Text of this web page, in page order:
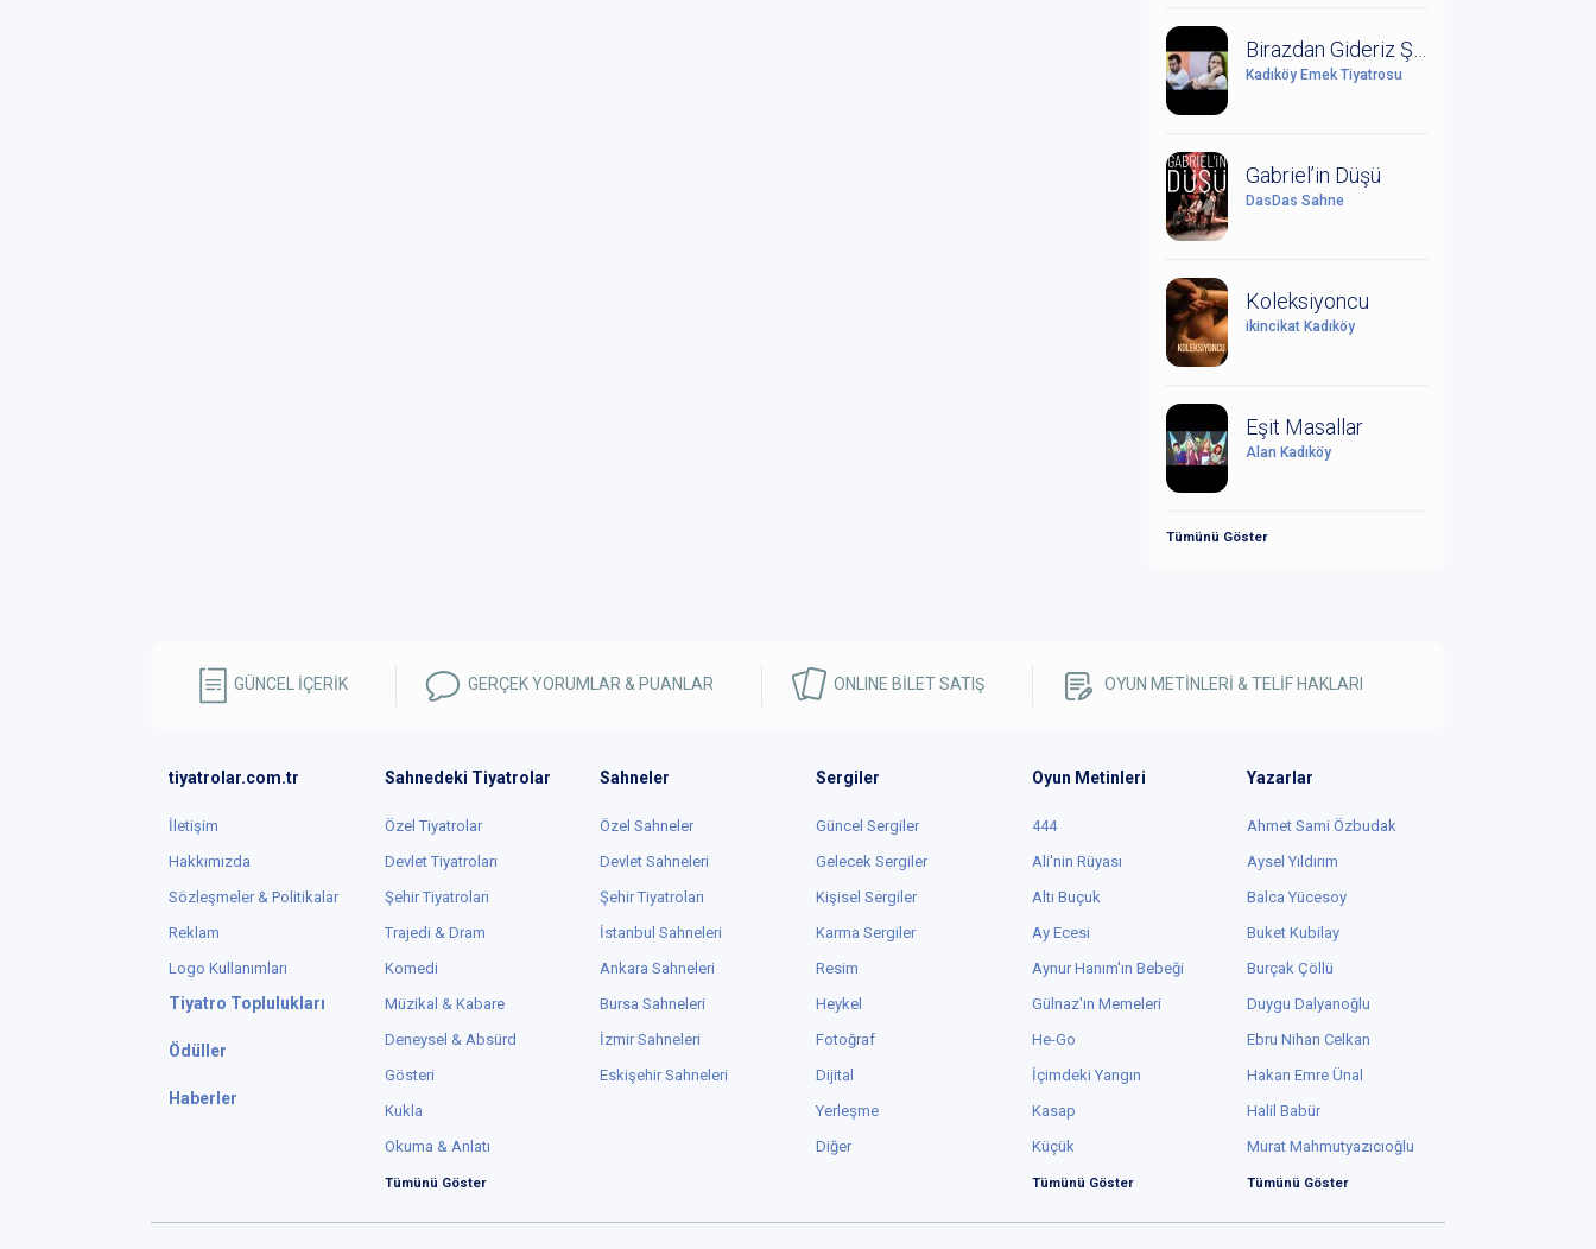
Kadıköy Emek Tiyatrosu
Gabriel’in Düşü
DasDas Sahne
Koleksiyoncu
ikincikat Kadıköy
Eşit Masallar
Alan Kadıköy
Tümünü Göster
GÜNCEL İÇERİK GERÇEK YORUMLAR & PUANLAR ONLINE BİLET SATIŞ OYUN METİNLERİ & TELİF HAKLARI
tiyatrolar.com.tr
İletişim
Hakkımızda
Sözleşmeler & Politikalar
Reklam
Logo Kullanımları
Tiyatro Toplulukları
Ödüller
Haberler
Sahnedeki Tiyatrolar
Özel Tiyatrolar
Devlet Tiyatroları
Şehir Tiyatroları
Trajedi & Dram
Komedi
Müzikal & Kabare
Deneysel & Absürd
Gösteri
Kukla
Okuma & Anlatı
Tümünü Göster
Sahneler
Özel Sahneler
Devlet Sahneleri
Şehir Tiyatroları
İstanbul Sahneleri
Ankara Sahneleri
Bursa Sahneleri
İzmir Sahneleri
Eskişehir Sahneleri
Sergiler
Güncel Sergiler
Gelecek Sergiler
Kişisel Sergiler
Karma Sergiler
Resim
Heykel
Fotoğraf
Dijital
Yerleşme
Diğer
Oyun Metinleri
444
Ali'nin Rüyası
Altı Buçuk
Ay Ecesi
Aynur Hanım'ın Bebeği
Gülnaz'ın Memeleri
He-Go
İçimdeki Yangın
Kasap
Küçük
Tümünü Göster
Yazarlar
Ahmet Sami Özbudak
Aysel Yıldırım
Balca Yücesoy
Buket Kubilay
Burçak Çöllü
Duygu Dalyanoğlu
Ebru Nihan Celkan
Hakan Emre Ünal
Halil Babür
Murat Mahmutyazıcıoğlu
Tümünü Göster